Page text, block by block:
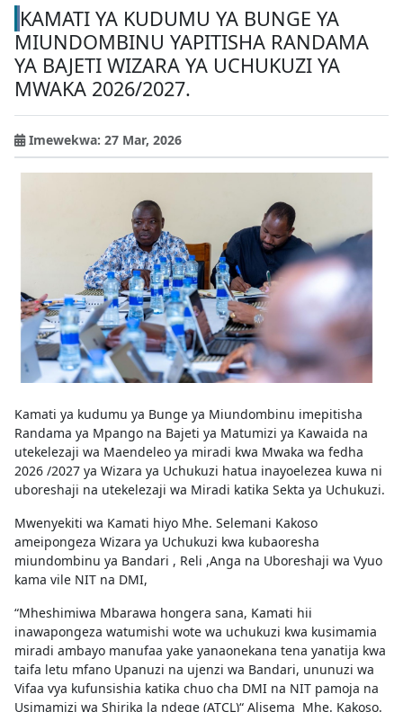
KAMATI YA KUDUMU YA BUNGE YA
MIUNDOMBINU YAPITISHA RANDAMA
YA BAJETI WIZARA YA UCHUKUZI YA
MWAKA 2026/2027.
Imewekwa: 27 Mar, 2026
Kamati ya kudumu ya Bunge ya Miundombinu imepitisha
Randama ya Mpango na Bajeti ya Matumizi ya Kawaida na
utekelezaji wa Maendeleo ya miradi kwa Mwaka wa fedha
2026 /2027 ya Wizara ya Uchukuzi hatua inayoelezea kuwa ni
uboreshaji na utekelezaji wa Miradi katika Sekta ya Uchukuzi.
Mwenyekiti wa Kamati hiyo Mhe. Selemani Kakoso
ameipongeza Wizara ya Uchukuzi kwa kubaoresha
miundombinu ya Bandari , Reli ,Anga na Uboreshaji wa Vyuo
kama vile NIT na DMI,
“Mheshimiwa Mbarawa hongera sana, Kamati hii
inawapongeza watumishi wote wa uchukuzi kwa kusimamia
miradi ambayo manufaa yake yanaonekana tena yanatija kwa
taifa letu mfano Upanuzi na ujenzi wa Bandari, ununuzi wa
Vifaa vya kufunsishia katika chuo cha DMI na NIT pamoja na
Usimamizi wa Shirika la ndege (ATCL)“ Alisema Mhe. Kakoso.